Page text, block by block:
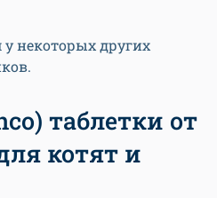
некоторых других
таблетки от
котят и